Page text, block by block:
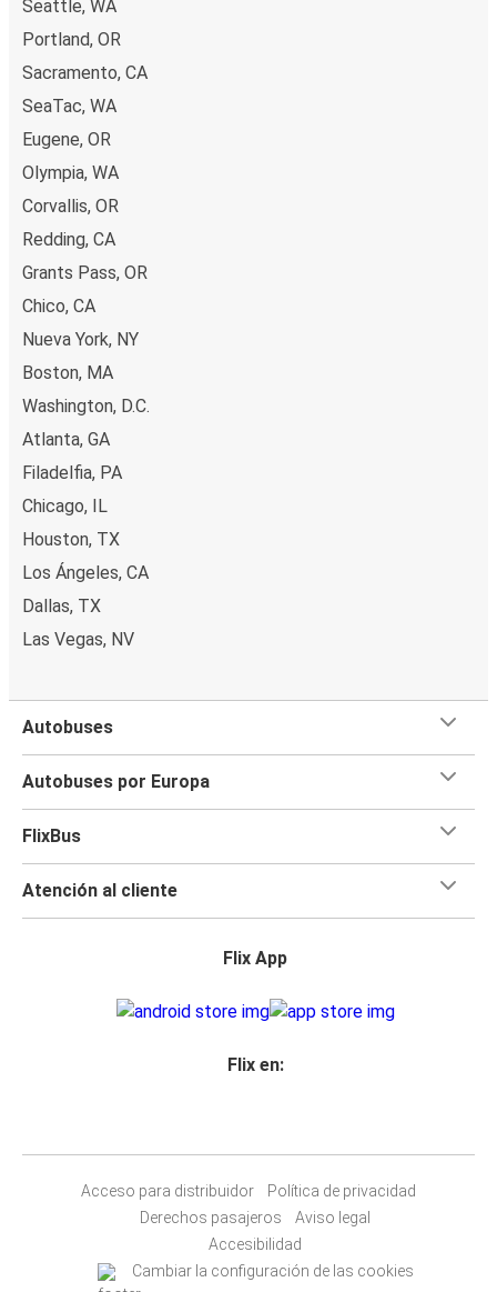
Seattle, WA
Portland, OR
Sacramento, CA
SeaTac, WA
Eugene, OR
Olympia, WA
Corvallis, OR
Redding, CA
Grants Pass, OR
Chico, CA
Nueva York, NY
Boston, MA
Washington, D.C.
Atlanta, GA
Filadelfia, PA
Chicago, IL
Houston, TX
Los Ángeles, CA
Dallas, TX
Las Vegas, NV
Autobuses
Autobuses por Europa
FlixBus
Atención al cliente
Flix App
Flix en:
Acceso para distribuidor
Política de privacidad
Derechos pasajeros
Aviso legal
Accesibilidad
Cambiar la configuración de las cookies